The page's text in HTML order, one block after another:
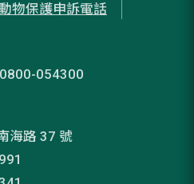
物保護申訴電話
054300
海路 37 號